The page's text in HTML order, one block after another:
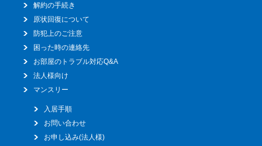
解約の手続き
原状回復について
防犯上のご注意
困った時の連絡先
お部屋のトラブル対応Q&A
法人様向け
マンスリー
入居手順
お問い合わせ
お申し込み(法人様)